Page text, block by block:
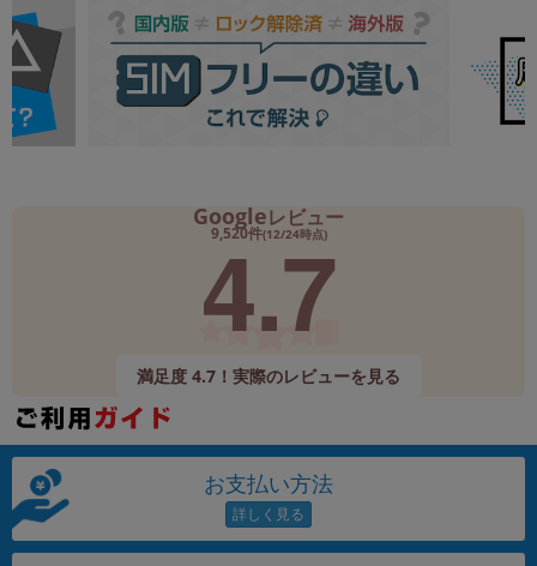
Googleレビュー
9,520件(12/24時点)
4.7
満足度 4.7！実際のレビューを見る
お支払い方法